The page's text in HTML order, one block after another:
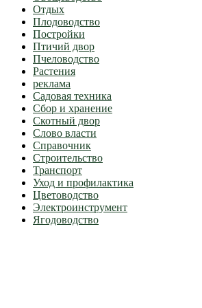
Отдых
Плодоводство
Постройки
Птичий двор
Пчеловодство
Растения
реклама
Садовая техника
Сбор и хранение
Скотный двор
Слово власти
Справочник
Строительство
Транспорт
Уход и профилактика
Цветоводство
Электроинструмент
Ягодоводство